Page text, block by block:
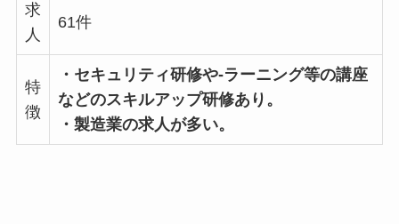
求
人
61件
特
徴
・セキュリティ研修や-ラーニング等の講座
などのスキルアップ研修あり。
・製造業の求人が多い。